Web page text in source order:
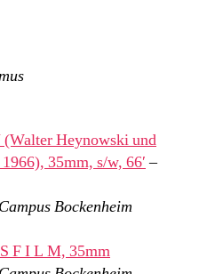
Heynowski und
35mm, s/w, 66′–
Bockenheim
F I L M, 35mm